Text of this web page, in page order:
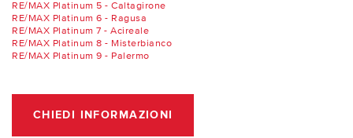
RE/MAX Platinum 5 - Caltagirone
RE/MAX Platinum 6 - Ragusa
RE/MAX Platinum 7 - Acireale
RE/MAX Platinum 8 - Misterbianco
RE/MAX Platinum 9 - Palermo
CHIEDI INFORMAZIONI